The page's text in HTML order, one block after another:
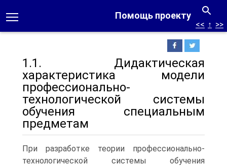
Помощь проекту
<< ↑ >>
1.1. Дидактическая
характеристика модели
профессионально-
технологической системы
обучения специальным
предметам
При разработке теории профессионально-
технологической системы обучения